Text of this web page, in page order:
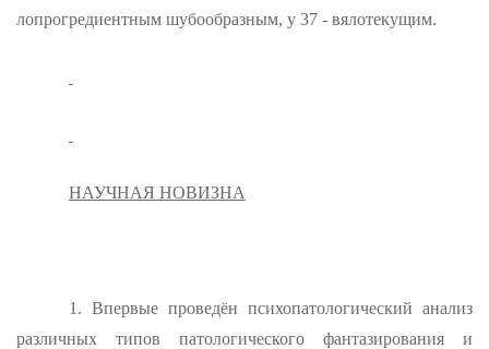
лопрогредиентным шубообразным, у 37 - вялотекущим.
НАУЧНАЯ НОВИЗНА
1. Впервые проведён психопатологический анализ
различных ти­пов патологического фантазирования и